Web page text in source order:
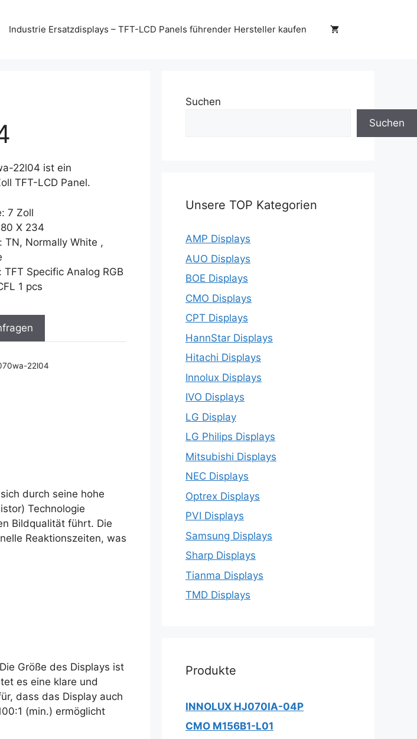
Industrie Ersatzdisplays – TFT-LCD Panels führender Hersteller kaufen
22l04 ist ein
TFT-LCD Panel.
7 Zoll
X 234
TN, Normally White ,
Specific Analog RGB
1 pcs
22l04
durch seine hohe
Technologie
Bildqualität führt. Die
Reaktionszeiten, was
Größe des Displays ist
es eine klare und
dass das Display auch
(min.) ermöglicht
Suchen
Suchen
Unsere TOP Kategorien
AMP Displays
AUO Displays
BOE Displays
CMO Displays
CPT Displays
HannStar Displays
Hitachi Displays
Innolux Displays
IVO Displays
LG Display
LG Philips Displays
Mitsubishi Displays
NEC Displays
Optrex Displays
PVI Displays
Samsung Displays
Sharp Displays
Tianma Displays
TMD Displays
Produkte
INNOLUX HJ070IA-04P
CMO M156B1-L01